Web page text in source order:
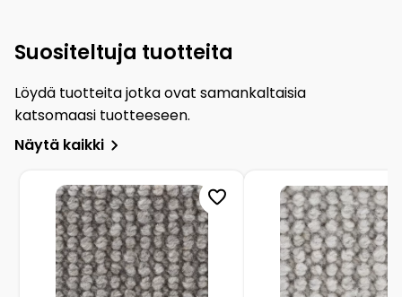
Suositeltuja tuotteita
Löydä tuotteita jotka ovat samankaltaisia
katsomaasi tuotteeseen.
Näytä kaikki